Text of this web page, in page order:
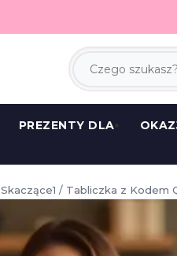
PREZENTY DLA
Skaczące1 / Tabliczka z Kodem